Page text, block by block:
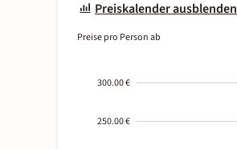
Preiskalender ausblenden
Preise pro Person ab
300.00 €
250.00 €